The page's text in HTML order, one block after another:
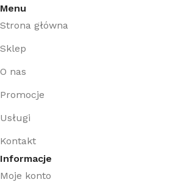
Menu
Strona główna
Sklep
O nas
Promocje
Usługi
Kontakt
Informacje
Moje konto